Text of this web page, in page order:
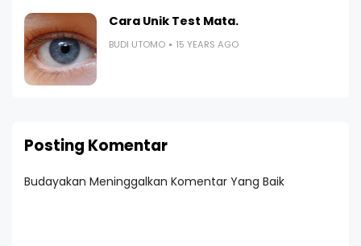
Cara Unik Test Mata.
BUDI UTOMO 15 YEARS AGO
Posting Komentar
Budayakan Meninggalkan Komentar Yang Baik